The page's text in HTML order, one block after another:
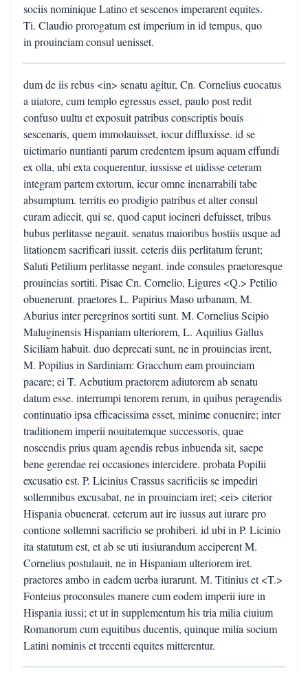
sociis nominique Latino et sescenos imperarent equites.
Ti. Claudio prorogatum est imperium in id tempus, quo
in prouinciam consul uenisset.
dum de iis rebus <in> senatu agitur, Cn. Cornelius euocatus
a uiatore, cum templo egressus esset, paulo post redit
confuso uultu et exposuit patribus conscriptis bouis
sescenaris, quem immolauisset, iocur diffluxisse. id se
uictimario nuntianti parum credentem ipsum aquam effundi
ex olla, ubi exta coquerentur, iussisse et uidisse ceteram
integram partem extorum, iecur omne inenarrabili tabe
absumptum. territis eo prodigio patribus et alter consul
curam adiecit, qui se, quod caput iocineri defuisset, tribus
bubus perlitasse negauit. senatus maioribus hostiis usque ad
litationem sacrificari iussit. ceteris diis perlitatum ferunt;
Saluti Petilium perlitasse negant. inde consules praetoresque
prouincias sortiti. Pisae Cn. Cornelio, Ligures <Q.> Petilio
obuenerunt. praetores L. Papirius Maso urbanam, M.
Aburius inter peregrinos sortiti sunt. M. Cornelius Scipio
Maluginensis Hispaniam ulteriorem, L. Aquilius Gallus
Siciliam habuit. duo deprecati sunt, ne in prouincias irent,
M. Popilius in Sardiniam: Gracchum eam prouinciam
pacare; ei T. Aebutium praetorem adiutorem ab senatu
datum esse. interrumpi tenorem rerum, in quibus peragendis
continuatio ipsa efficacissima esset, minime conuenire; inter
traditionem imperii nouitatemque successoris, quae
noscendis prius quam agendis rebus inbuenda sit, saepe
bene gerendae rei occasiones intercidere. probata Popilii
excusatio est. P. Licinius Crassus sacrificiis se impediri
sollemnibus excusabat, ne in prouinciam iret; <ei> citerior
Hispania obuenerat. ceterum aut ire iussus aut iurare pro
contione sollemni sacrificio se prohiberi. id ubi in P. Licinio
ita statutum est, et ab se uti iusiurandum acciperent M.
Cornelius postulauit, ne in Hispaniam ulteriorem iret.
praetores ambo in eadem uerba iurarunt. M. Titinius et <T.>
Fonteius proconsules manere cum eodem imperii iure in
Hispania iussi; et ut in supplementum his tria milia ciuium
Romanorum cum equitibus ducentis, quinque milia socium
Latini nominis et trecenti equites mitterentur.